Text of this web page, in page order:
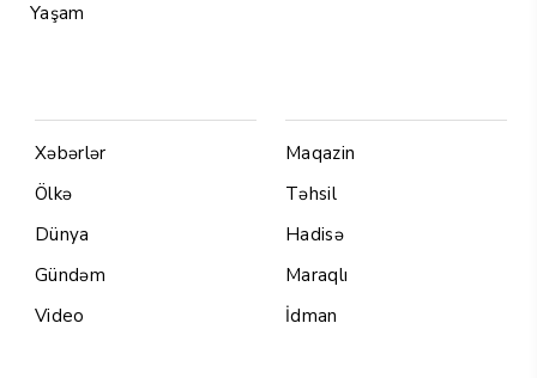
Yaşam
Xəbərlər
Ölkə
Dünya
Gündəm
Video
Maqazin
Təhsil
Hadisə
Maraqlı
İdman